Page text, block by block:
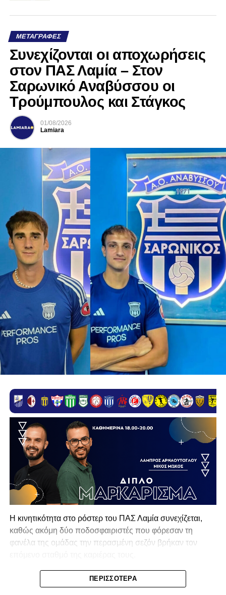
ΜΕΤΑΓΡΑΦΈΣ
Συνεχίζονται οι αποχωρήσεις
στον ΠΑΣ Λαμία – Στον
Σαρωνικό Αναβύσσου οι
Τρούμπουλος και Στάγκος
01/08/2026
Lamiara
Η κινητικότητα στο ρόστερ του ΠΑΣ Λαμία συνεχίζεται,
καθώς ακόμη δύο ποδοσφαιριστές που φόρεσαν τη
φανέλα της ομάδας την περασμένη σεζόν βρήκαν τον
Ο λόγος για τον Βασίλη Τρούμπουλο και τον Χρυσόστομο
Στάγκο, οι οποίοι θα συνεχίσουν μαζί την ποδοσφαιρική
ΠΕΡΙΣΣΌΤΕΡΑ